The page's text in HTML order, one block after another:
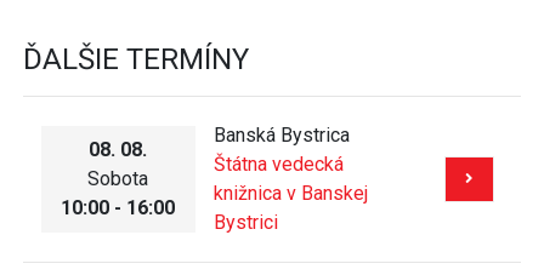
ĎALŠIE TERMÍNY
08. 08.
Sobota
10:00 - 16:00
Banská Bystrica
Štátna vedecká
knižnica v Banskej
Bystrici